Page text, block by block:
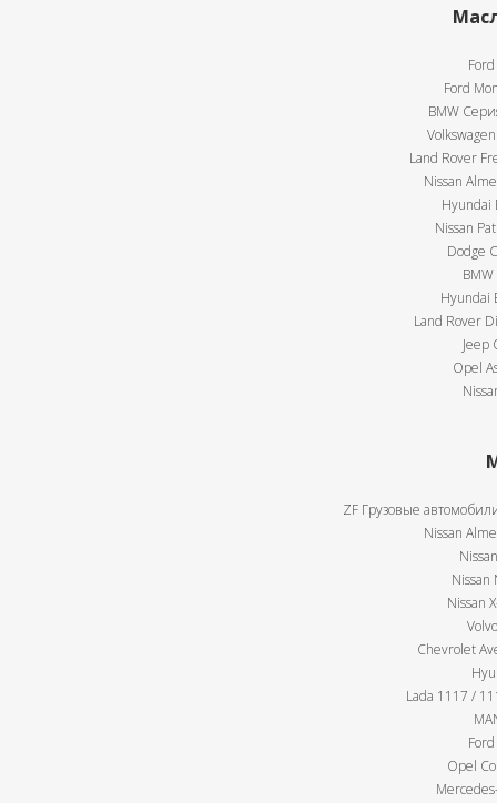
Ford
BMW
Land Rover
Nissan
Hyundai
Nissan
Dodge
Hyundai
Land Rover
Jeep
Opel
ZF Грузовые
Nissan
Nissan
Nissan
Chevrolet
Lada 1117 /
Opel